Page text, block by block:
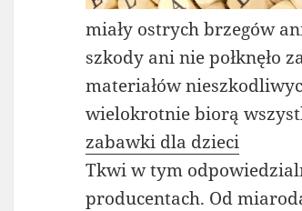
miały ostrych brzegów
szkody ani nie połknęło
materiałów
wielokrotnie biorą
zabawki dla dzieci
Tkwi w tym
producentach. Od